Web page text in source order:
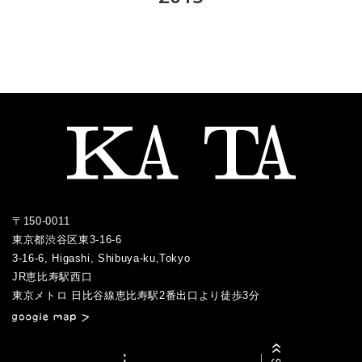
2022.04
2022.01
2021.02
2021.01
2020.01
2019.01
2018.09
2018.06
2018.04
2018.03
2017.07
2017.06
2017.05
2017.04
2017.01
2016.04
2016.03
2016.02
2015.08
2015.07
〒150-0011
東京都渋谷区東3-16-6
3-16-6, Higashi, Shibuya-ku,Tokyo
JR恵比寿駅西口
／
東京メトロ 日比谷線恵比寿駅2番出口より徒歩3分